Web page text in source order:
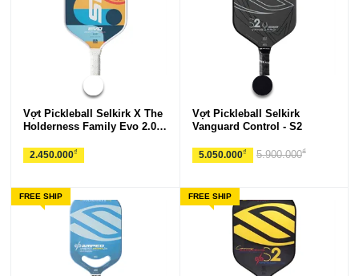
Vợt Pickleball Selkirk X The
Holderness Family Evo 2.0 -
2.450.000₫
Vợt Pickleball Selkirk
Vanguard Control - S2
5.050.000₫ 5.900.000₫
FREE SHIP FREE SHIP